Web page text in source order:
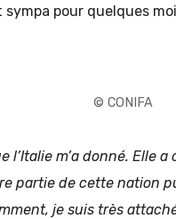
sympa pour quelques
© CONIFA
m’a donné. Elle
partie de cette nation
je suis très